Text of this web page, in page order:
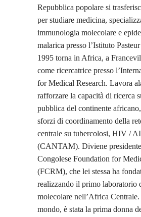
Repubblica popolare si
per studiare medicina,
immunologia molecolare e
malarica presso l’Istituto
1995 torna in Africa, a
come ricercatrice presso
for Medical Research. Lavora
rafforzare la capacità di ricerca
pubblica del continente
sforzi di coordinamento della
centrale su tubercolosi, HIV /
(CANTAM). Diviene
Congolese Foundation for
(FCRM), che lei stessa ha
realizzando il primo laboratorio
molecolare nell’Africa
mondo, è stata la prima donna